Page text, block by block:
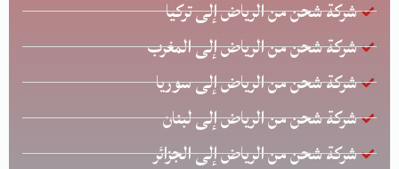
شركة شحن من الرياض إلى تركيا
شركة شحن من الرياض إلى المغرب
شركة شحن من الرياض إلى سوريا
شركة شحن من الرياض إلى لبنان
شركة شحن من الرياض إلى الجزائر